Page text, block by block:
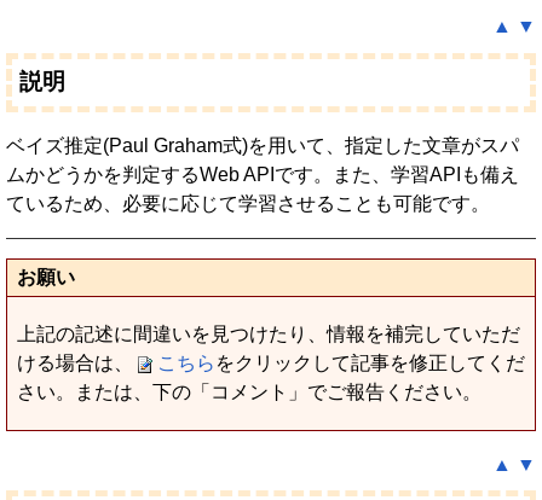
▲
▼
説明
ベイズ推定(Paul Graham式)を用いて、指定した文章がスパ
ムかどうかを判定するWeb APIです。また、学習APIも備え
ているため、必要に応じて学習させることも可能です。
お願い
上記の記述に間違いを見つけたり、情報を補完していただ
ける場合は、
こちら をクリックして記事を修正してくだ
さい。または、下の「コメント」でご報告ください。
▲ ▼